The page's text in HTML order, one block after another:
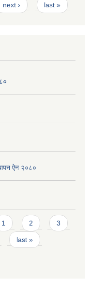
next › last »
ऐन २०८०
1 2 3
last »